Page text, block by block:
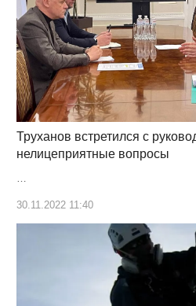
Труханов встретился с
нелицеприятные вопросы
…
30.11.2022 11:40